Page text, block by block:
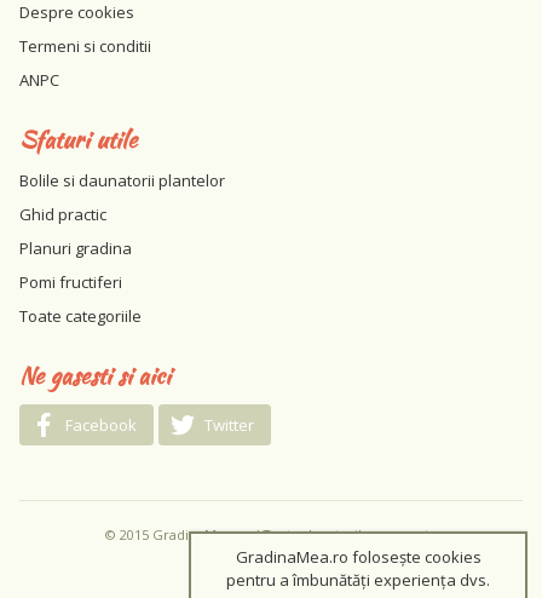
Despre cookies
Termeni si conditii
ANPC
Sfaturi utile
Bolile si daunatorii plantelor
Ghid practic
Planuri gradina
Pomi fructiferi
Toate categoriile
Ne gasesti si aici
Facebook Twitter
© 2015 GradinaMea.ro / Toate drepturile rezervate
GradinaMea.ro folosește cookies
pentru a îmbunătăți experiența dvs.